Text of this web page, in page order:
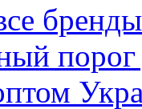
порог